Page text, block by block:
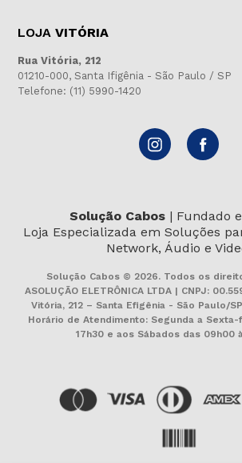
LOJA VITÓRIA
Rua Vitória, 212
01210-000, Santa Ifigênia - São Paulo / SP
Telefone: (11) 5990-1420
Solução Cabos| Fundado
Loja Especializada em Soluções
Network, Áudio e
Solução Cabos © 2026. Todos os
ASOLUÇÃO ELETRÔNICA LTDA | CNPJ:
Vitória, 212 – Santa Efigênia - São Paulo/
Horário de Atendimento: Segunda a Sexta-
17h30 e aos Sábados das 09h00